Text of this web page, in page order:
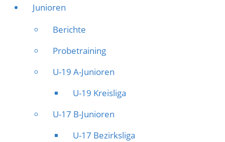
Junioren
Berichte
Probetraining
U-19 A-Junioren
U-19 Kreisliga
U-17 B-Junioren
U-17 Bezirksliga